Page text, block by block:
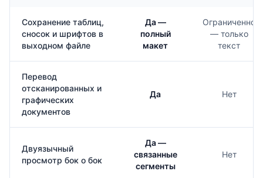
Сохранение таблиц,
сносок и шрифтов в
выходном файле
Да —
полный
макет
Ограниченно
— только
текст
Перевод
отсканированных и
графических
документов
Да Нет
Двуязычный
просмотр бок о бок
Да —
связанные
сегменты
Нет